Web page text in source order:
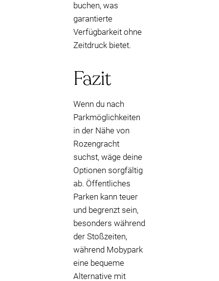
buchen, was
garantierte
Verfügbarkeit ohne
Zeitdruck bietet.
Fazit
Wenn du nach
Parkmöglichkeiten
in der Nähe von
Rozengracht
suchst, wäge deine
Optionen sorgfältig
ab. Öffentliches
Parken kann teuer
und begrenzt sein,
besonders während
der Stoßzeiten,
während Mobypark
eine bequeme
Alternative mit